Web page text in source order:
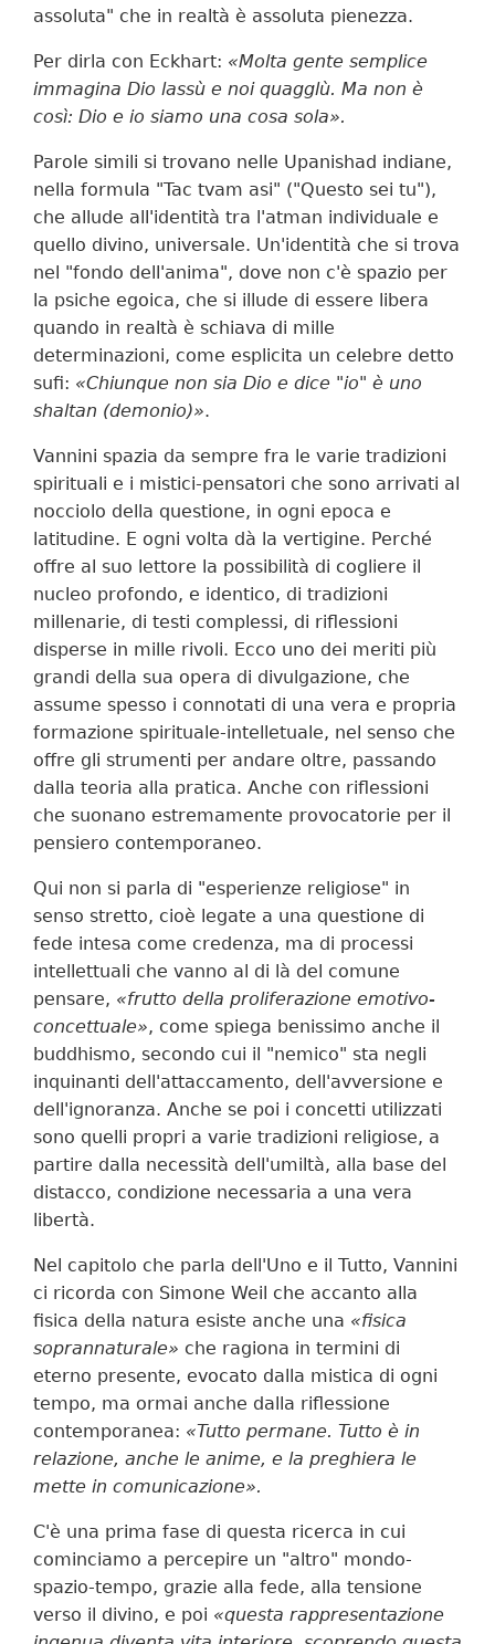
assoluta" che in realtà è assoluta pienezza.
Per dirla con Eckhart: «Molta gente semplice
immagina Dio lassù e noi quagglù. Ma non è
così: Dio e io siamo una cosa sola».
Parole simili si trovano nelle Upanishad indiane,
nella formula "Tac tvam asi" ("Questo sei tu"),
che allude all'identità tra l'atman individuale e
quello divino, universale. Un'identità che si trova
nel "fondo dell'anima", dove non c'è spazio per
la psiche egoica, che si illude di essere libera
quando in realtà è schiava di mille
determinazioni, come esplicita un celebre detto
sufi: «Chiunque non sia Dio e dice "io" è uno
shaltan (demonio)».
Vannini spazia da sempre fra le varie tradizioni
spirituali e i mistici-pensatori che sono arrivati al
nocciolo della questione, in ogni epoca e
latitudine. E ogni volta dà la vertigine. Perché
offre al suo lettore la possibilità di cogliere il
nucleo profondo, e identico, di tradizioni
millenarie, di testi complessi, di riflessioni
disperse in mille rivoli. Ecco uno dei meriti più
grandi della sua opera di divulgazione, che
assume spesso i connotati di una vera e propria
formazione spirituale-intelletuale, nel senso che
offre gli strumenti per andare oltre, passando
dalla teoria alla pratica. Anche con riflessioni
che suonano estremamente provocatorie per il
pensiero contemporaneo.
Qui non si parla di "esperienze religiose" in
senso stretto, cioè legate a una questione di
fede intesa come credenza, ma di processi
intellettuali che vanno al di là del comune
pensare, «frutto della proliferazione emotivo-
concettuale», come spiega benissimo anche il
buddhismo, secondo cui il "nemico" sta negli
inquinanti dell'attaccamento, dell'avversione e
dell'ignoranza. Anche se poi i concetti utilizzati
sono quelli propri a varie tradizioni religiose, a
partire dalla necessità dell'umiltà, alla base del
distacco, condizione necessaria a una vera
libertà.
Nel capitolo che parla dell'Uno e il Tutto, Vannini
ci ricorda con Simone Weil che accanto alla
fisica della natura esiste anche una «fisica
soprannaturale» che ragiona in termini di
eterno presente, evocato dalla mistica di ogni
tempo, ma ormai anche dalla riflessione
contemporanea: «Tutto permane. Tutto è in
relazione, anche le anime, e la preghiera le
mette in comunicazione».
C'è una prima fase di questa ricerca in cui
cominciamo a percepire un "altro" mondo-
spazio-tempo, grazie alla fede, alla tensione
verso il divino, e poi «questa rappresentazione